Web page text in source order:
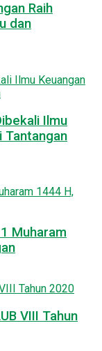
Raih
dan
Ilmu
Tantangan
Muharam
VIII Tahun